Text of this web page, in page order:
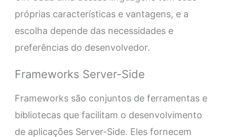
próprias características e vantagens, e a
escolha depende das necessidades e
preferências do desenvolvedor.
Frameworks Server-Side
Frameworks são conjuntos de ferramentas e
bibliotecas que facilitam o desenvolvimento
de aplicações Server-Side. Eles fornecem